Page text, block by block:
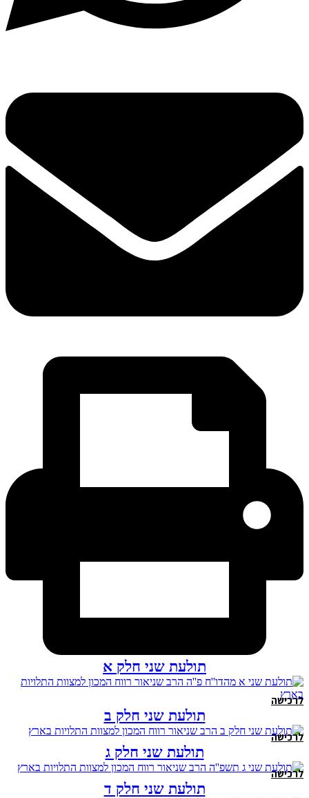
תולעת שני חלק א
לרכישה
תולעת שני חלק ב
לרכישה
תולעת שני חלק ג
לרכישה
תולעת שני חלק ד